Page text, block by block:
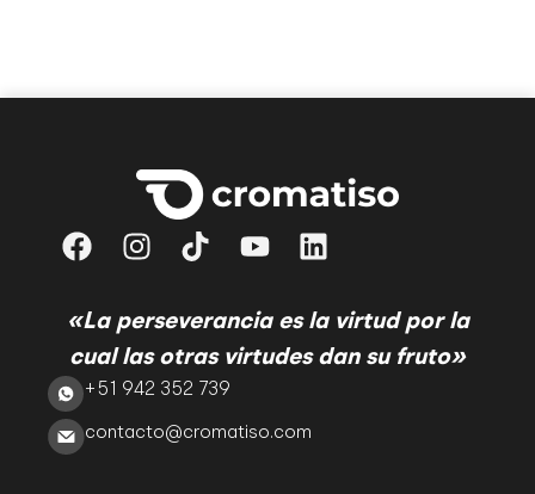
«La perseverancia es la virtud por la
cual las otras virtudes dan su fruto»
+51 942 352 739
contacto@cromatiso.com